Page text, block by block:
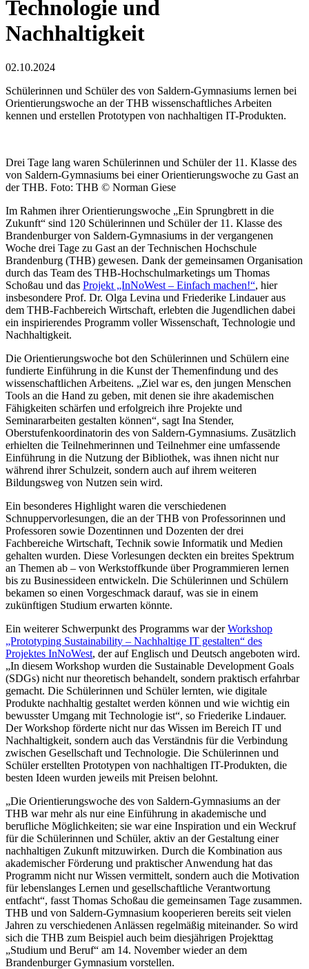
Technologie und
Nachhaltigkeit
02.10.2024
Schülerinnen und Schüler des von Saldern-Gymnasiums lernen bei
Orientierungswoche an der THB wissenschaftliches Arbeiten
kennen und erstellen Prototypen von nachhaltigen IT-Produkten.
Drei Tage lang waren Schülerinnen und Schüler der 11. Klasse des
von Saldern-Gymnasiums bei einer Orientierungswoche zu Gast an
der THB. Foto: THB © Norman Giese
Im Rahmen ihrer Orientierungswoche „Ein Sprungbrett in die
Zukunft“ sind 120 Schülerinnen und Schüler der 11. Klasse des
Brandenburger von Saldern-Gymnasiums in der vergangenen
Woche drei Tage zu Gast an der Technischen Hochschule
Brandenburg (THB) gewesen. Dank der gemeinsamen Organisation
durch das Team des THB-Hochschulmarketings um Thomas
Schoßau und das Projekt „InNoWest – Einfach machen!“, hier
insbesondere Prof. Dr. Olga Levina und Friederike Lindauer aus
dem THB-Fachbereich Wirtschaft, erlebten die Jugendlichen dabei
ein inspirierendes Programm voller Wissenschaft, Technologie und
Nachhaltigkeit.
Die Orientierungswoche bot den Schülerinnen und Schülern eine
fundierte Einführung in die Kunst der Themenfindung und des
wissenschaftlichen Arbeitens. „Ziel war es, den jungen Menschen
Tools an die Hand zu geben, mit denen sie ihre akademischen
Fähigkeiten schärfen und erfolgreich ihre Projekte und
Seminararbeiten gestalten können“, sagt Ina Stender,
Oberstufenkoordinatorin des von Saldern-Gymnasiums. Zusätzlich
erhielten die Teilnehmerinnen und Teilnehmer eine umfassende
Einführung in die Nutzung der Bibliothek, was ihnen nicht nur
während ihrer Schulzeit, sondern auch auf ihrem weiteren
Bildungsweg von Nutzen sein wird.
Ein besonderes Highlight waren die verschiedenen
Schnuppervorlesungen, die an der THB von Professorinnen und
Professoren sowie Dozentinnen und Dozenten der drei
Fachbereiche Wirtschaft, Technik sowie Informatik und Medien
gehalten wurden. Diese Vorlesungen deckten ein breites Spektrum
an Themen ab – von Werkstoffkunde über Programmieren lernen
bis zu Businessideen entwickeln. Die Schülerinnen und Schülern
bekamen so einen Vorgeschmack darauf, was sie in einem
zukünftigen Studium erwarten könnte.
Ein weiterer Schwerpunkt des Programms war derWorkshop
„Prototyping Sustainability – Nachhaltige IT gestalten“ des
Projektes InNoWest, der auf Englisch und Deutsch angeboten wird.
„In diesem Workshop wurden die Sustainable Development Goals
(SDGs) nicht nur theoretisch behandelt, sondern praktisch erfahrbar
gemacht. Die Schülerinnen und Schüler lernten, wie digitale
Produkte nachhaltig gestaltet werden können und wie wichtig ein
bewusster Umgang mit Technologie ist“, so Friederike Lindauer.
Der Workshop förderte nicht nur das Wissen im Bereich IT und
Nachhaltigkeit, sondern auch das Verständnis für die Verbindung
zwischen Gesellschaft und Technologie. Die Schülerinnen und
Schüler erstellten Prototypen von nachhaltigen IT-Produkten, die
besten Ideen wurden jeweils mit Preisen belohnt.
„Die Orientierungswoche des von Saldern-Gymnasiums an der
THB war mehr als nur eine Einführung in akademische und
berufliche Möglichkeiten; sie war eine Inspiration und ein Weckruf
für die Schülerinnen und Schüler, aktiv an der Gestaltung einer
nachhaltigen Zukunft mitzuwirken. Durch die Kombination aus
akademischer Förderung und praktischer Anwendung hat das
Programm nicht nur Wissen vermittelt, sondern auch die Motivation
für lebenslanges Lernen und gesellschaftliche Verantwortung
entfacht“, fasst Thomas Schoßau die gemeinsamen Tage zusammen.
THB und von Saldern-Gymnasium kooperieren bereits seit vielen
Jahren zu verschiedenen Anlässen regelmäßig miteinander. So wird
sich die THB zum Beispiel auch beim diesjährigen Projekttag
„Studium und Beruf“ am 14. November wieder an dem
Brandenburger Gymnasium vorstellen.